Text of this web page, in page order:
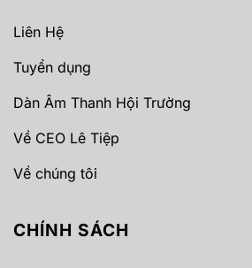
Liên Hệ
Tuyển dụng
Dàn Âm Thanh Hội Trường
Về CEO Lê Tiệp
Về chúng tôi
CHÍNH SÁCH